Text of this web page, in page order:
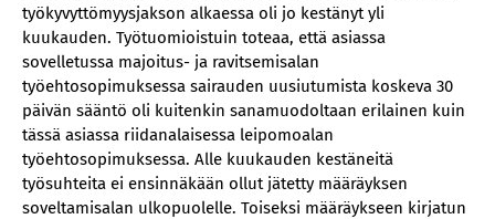
työkyvyttömyysjakson alkaessa oli jo kestänyt yli
kuukauden. Työtuomioistuin toteaa, että asiassa
sovelletussa majoitus- ja ravitsemisalan
työehtosopimuksessa sairauden uusiutumista koskeva 30
päivän sääntö oli kuitenkin sanamuodoltaan erilainen kuin
tässä asiassa riidanalaisessa leipomoalan
työehtosopimuksessa. Alle kuukauden kestäneitä
työsuhteita ei ensinnäkään ollut jätetty määräyksen
soveltamisalan ulkopuolelle. Toiseksi määräykseen kirjatun